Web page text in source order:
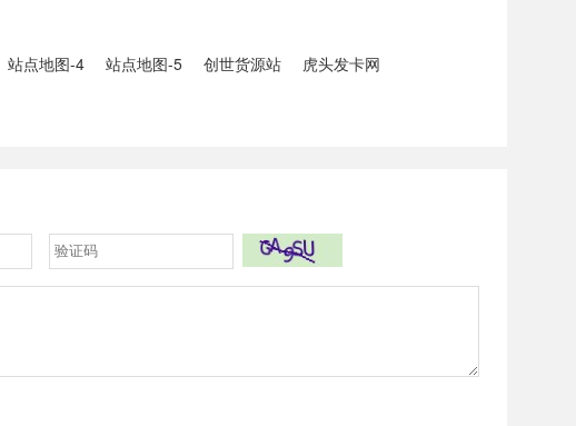
具。
站点地图-4 站点地图-5 创世货源站
虎头发卡网